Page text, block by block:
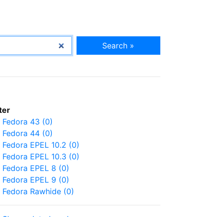
Search »
Fedora 43 (0)
Fedora 44 (0)
Fedora EPEL 10.2 (0)
Fedora EPEL 10.3 (0)
Fedora EPEL 8 (0)
Fedora EPEL 9 (0)
Fedora Rawhide (0)